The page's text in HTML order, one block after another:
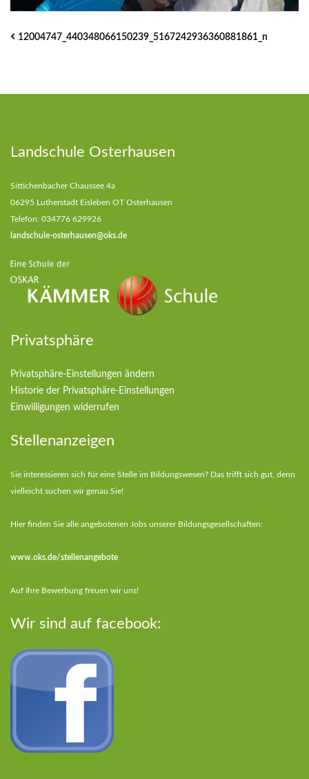
12004747_440348066150239_5167242936360881861_n
Landschule Osterhausen
Sittichenbacher Chaussee 4a
06295 Lutherstadt Eisleben OT Osterhausen
Telefon: 034776 629926
landschule-osterhausen@oks.de
Privatsphäre
Privatsphäre-Einstellungen ändern
Historie der Privatsphäre-Einstellungen
Einwilligungen widerrufen
Stellenanzeigen
Sie interessieren sich für eine Stelle im Bildungswesen? Das trifft sich gut, denn
vielleicht suchen wir genau Sie!
Hier finden Sie alle angebotenen Jobs unserer Bildungsgesellschaften:
www.oks.de/stellenangebote
Auf Ihre Bewerbung freuen wir uns!
Wir sind auf facebook: